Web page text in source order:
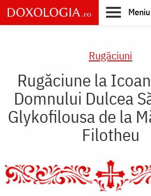
Skip
to
main
Meniu
Rugăciuni
Rugăciune la
Domnului Dulcea
Glykofilousa de la
Filotheu